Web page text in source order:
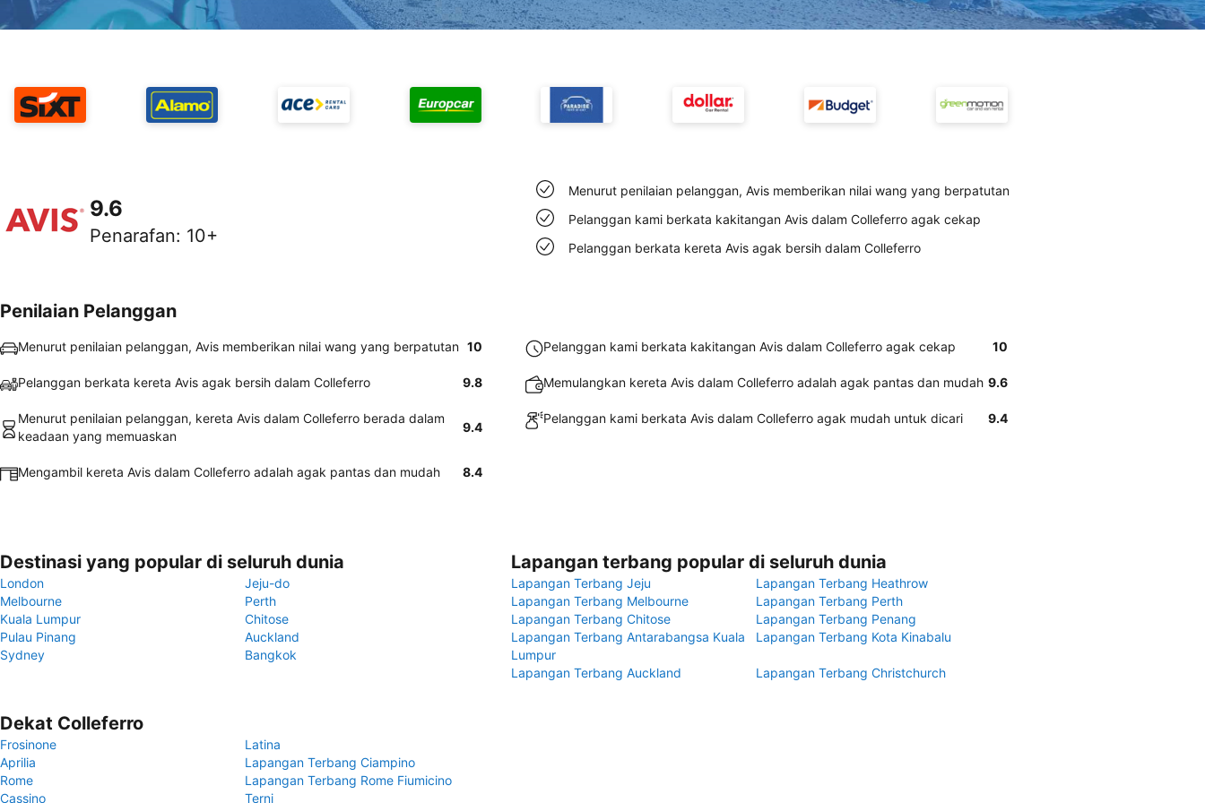
9.6
Penarafan: 10+
Menurut penilaian pelanggan, Avis memberikan nilai wang yang berpatutan
Pelanggan kami berkata kakitangan Avis dalam Colleferro agak cekap
Pelanggan berkata kereta Avis agak bersih dalam Colleferro
Penilaian Pelanggan
Menurut penilaian pelanggan, Avis memberikan nilai wang yang berpatutan 10 Pelanggan kami berkata kakitangan Avis dalam Colleferro agak cekap 10
Pelanggan berkata kereta Avis agak bersih dalam Colleferro 9.8 Memulangkan kereta Avis dalam Colleferro adalah agak pantas dan mudah 9.6
Menurut penilaian pelanggan, kereta Avis dalam Colleferro berada dalam
keadaan yang memuaskan
9.4
Pelanggan kami berkata Avis dalam Colleferro agak mudah untuk dicari 9.4
Mengambil kereta Avis dalam Colleferro adalah agak pantas dan mudah 8.4
Destinasi yang popular di seluruh dunia
London
Jeju-do
Melbourne
Perth
Kuala Lumpur
Chitose
Pulau Pinang
Auckland
Sydney
Bangkok
Lapangan terbang popular di seluruh dunia
Lapangan Terbang Jeju
Lapangan Terbang Heathrow
Lapangan Terbang Melbourne
Lapangan Terbang Perth
Lapangan Terbang Chitose
Lapangan Terbang Penang
Lapangan Terbang Antarabangsa Kuala
Lumpur
Lapangan Terbang Kota Kinabalu
Lapangan Terbang Auckland Lapangan Terbang Christchurch
Dekat Colleferro
Frosinone
Latina
Aprilia
Lapangan Terbang Ciampino
Rome
Lapangan Terbang Rome Fiumicino
Cassino
Terni